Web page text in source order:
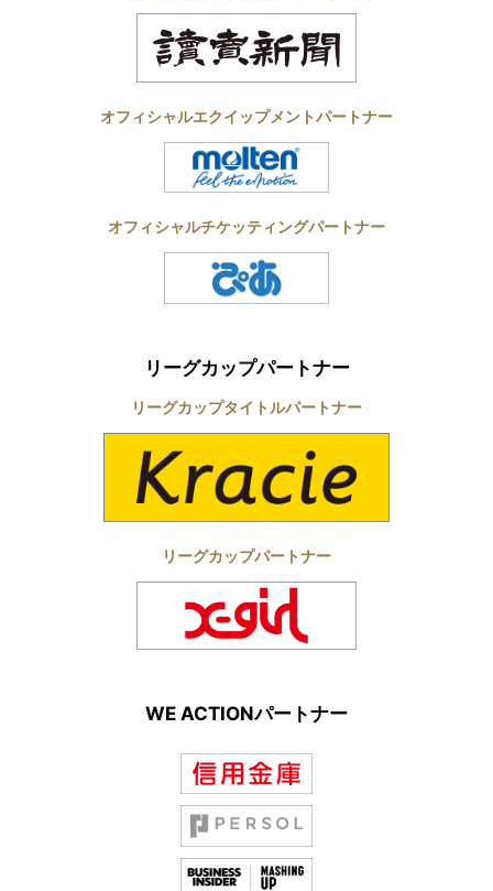
オフィシャルエクイップメントパートナー
オフィシャルチケッティングパートナー
リーグカップパートナー
リーグカップタイトルパートナー
リーグカップパートナー
WE ACTIONパートナー